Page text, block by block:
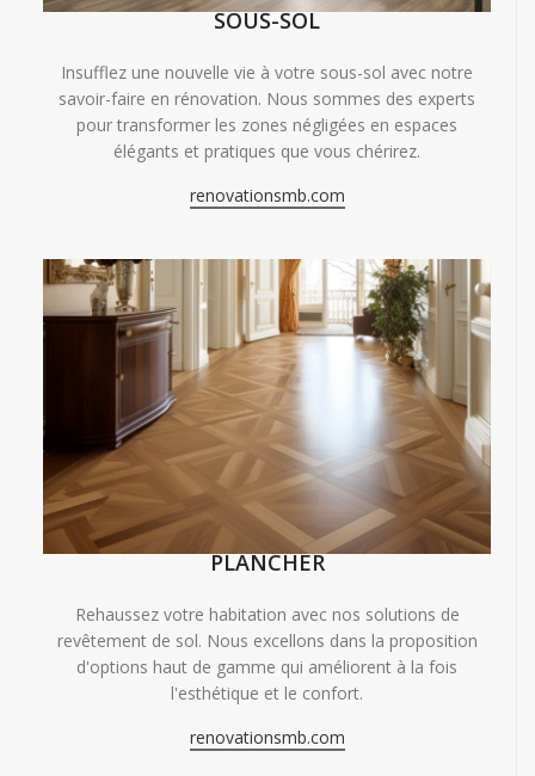
SOUS-SOL
Insufflez une nouvelle vie à votre sous-sol avec notre
savoir-faire en rénovation. Nous sommes des experts
pour transformer les zones négligées en espaces
élégants et pratiques que vous chérirez.
renovationsmb.com
PLANCHER
Rehaussez votre habitation avec nos solutions de
revêtement de sol. Nous excellons dans la proposition
d'options haut de gamme qui améliorent à la fois
l'esthétique et le confort.
renovationsmb.com